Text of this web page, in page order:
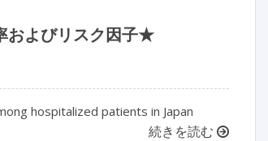
およびリスク因子★
hospitalized patients in Japan
続きを読む